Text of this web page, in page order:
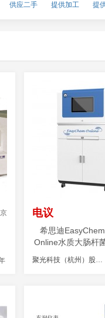
供应二手 提供加工 提
电议
希思迪
Online水质大肠杆
聚光科技（杭州）股份有限公司